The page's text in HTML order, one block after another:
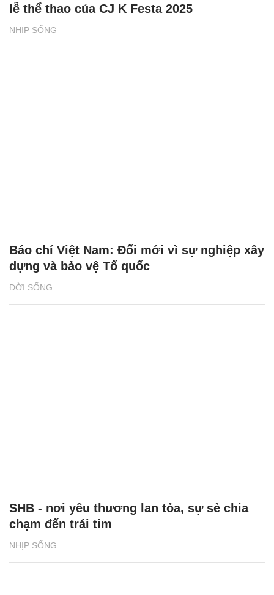
NHỊP SỐNG
lễ thể thao của CJ K Festa 2025
ĐỜI SỐNG
Báo chí Việt Nam: Đổi mới vì sự nghiệp xây
dựng và bảo vệ Tổ quốc
NHỊP SỐNG
SHB - nơi yêu thương lan tỏa, sự sẻ chia
chạm đến trái tim